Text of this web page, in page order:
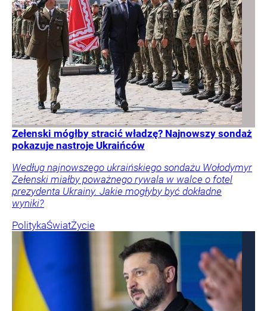
Zełenski mógłby stracić władzę? Najnowszy sondaż
pokazuje nastroje Ukraińców
Według najnowszego ukraińskiego sondażu Wołodymyr
Zełenski miałby poważnego rywala w walce o fotel
prezydenta Ukrainy. Jakie mogłyby być dokładne
wyniki?
PolitykaŚwiatŻycie